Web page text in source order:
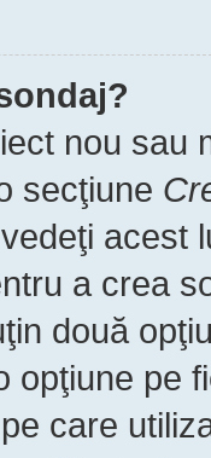
nou sau
secţiune
acest
a crea
două
opţiune pe
care